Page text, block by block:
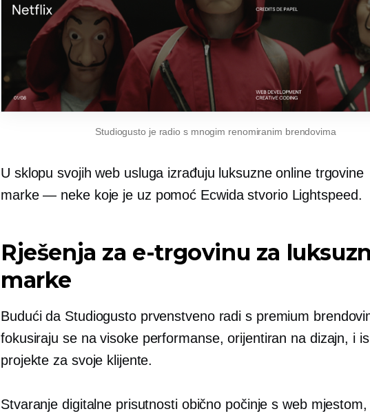
Studiogusto je radio s mnogim renomiranim brendovima
U sklopu svojih web usluga izrađuju luksuzne online trgovine
marke — nekekoje je uz pomoć Ecwida stvorio Lightspeed.
Rješenja za e-trgovinu za
marke
Budući da Studiogusto prvenstveno radi s premium
fokusiraju se navisoke performanse, orijentiran na dizajn, i
projekte za svoje klijente.
Stvaranje digitalne prisutnosti obično počinje s web